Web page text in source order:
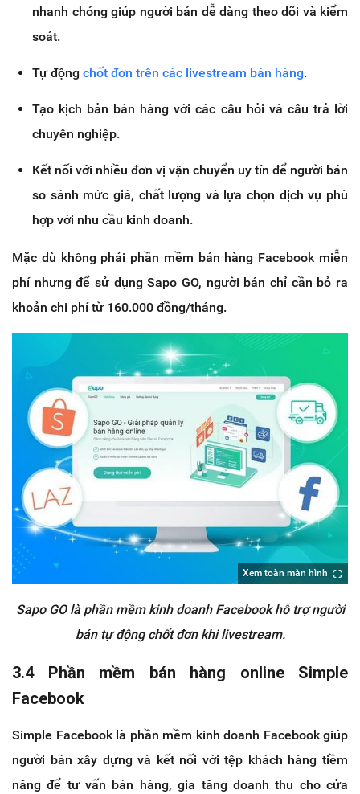
nhanh chóng giúp người bán dễ dàng theo dõi và kiểm
soát.
Tự động chốt đơn trên các livestream bán hàng.
Tạo kịch bản bán hàng với các câu hỏi và câu trả lời
chuyên nghiệp.
Kết nối với nhiều đơn vị vận chuyển uy tín để người bán
so sánh mức giá, chất lượng và lựa chọn dịch vụ phù
hợp với nhu cầu kinh doanh.
Mặc dù không phải phần mềm bán hàng Facebook miễn
phí nhưng để sử dụng Sapo GO, người bán chỉ cần bỏ ra
khoản chi phí từ 160.000 đồng/tháng.
Xem toàn màn hình
Sapo GO là phần mềm kinh doanh Facebook hỗ trợ người
bán tự động chốt đơn khi livestream.
3.4 Phần mềm bán hàng online Simple
Facebook
Simple Facebook là phần mềm kinh doanh Facebook giúp
người bán xây dựng và kết nối với tệp khách hàng tiềm
năng để tư vấn bán hàng, gia tăng doanh thu cho cửa